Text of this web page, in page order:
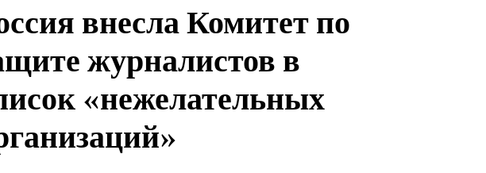
внесла Комитет по
журналистов в
«нежелательных